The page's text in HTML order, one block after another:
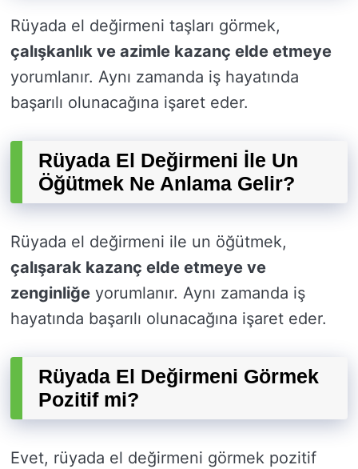
Rüyada el değirmeni taşları görmek,
çalışkanlık ve azimle kazanç elde etmeye
yorumlanır. Aynı zamanda iş hayatında
başarılı olunacağına işaret eder.
Rüyada El Değirmeni İle Un
Öğütmek Ne Anlama Gelir?
Rüyada el değirmeni ile un öğütmek,
çalışarak kazanç elde etmeye ve
zenginliğe yorumlanır. Aynı zamanda iş
hayatında başarılı olunacağına işaret eder.
Rüyada El Değirmeni Görmek
Pozitif mi?
Evet, rüyada el değirmeni görmek pozitif